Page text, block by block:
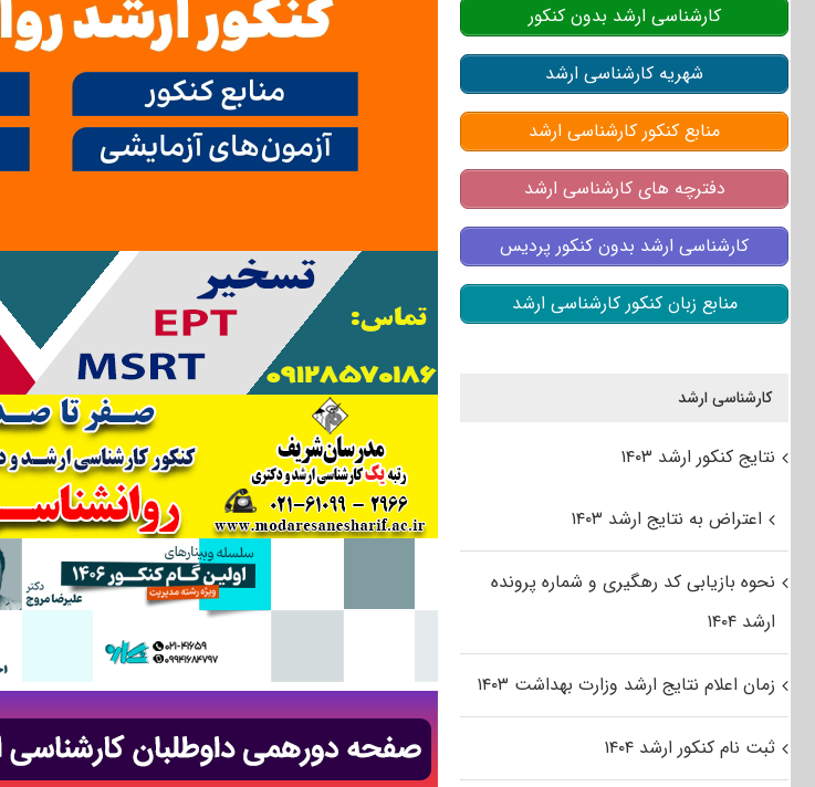
کارشناسی ارشد بدون کنکور
شهریه کارشناسی ارشد
منابع کنکور کارشناسی ارشد
دفترچه های کارشناسی ارشد
کارشناسی ارشد بدون کنکور پردیس
منابع زبان کنکور کارشناسی ارشد
کارشناسی ارشد
نتایج کنکور ارشد ۱۴۰۳
اعتراض به نتایج ارشد ۱۴۰۳
نحوه بازیابی کد رهگیری و شماره پرونده
ارشد ۱۴۰۴
زمان اعلام نتایج ارشد وزارت بهداشت ۱۴۰۳
ثبت نام کنکور ارشد ۱۴۰۴